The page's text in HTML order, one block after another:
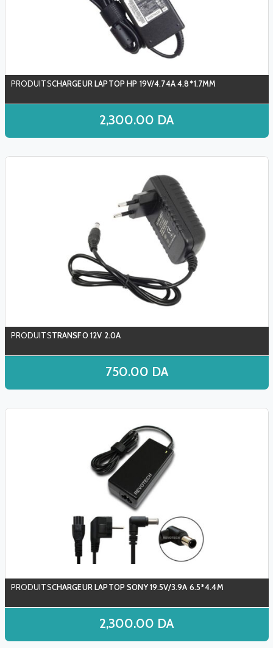
CHARGEUR LAPTOP HP 19V/4.74A 4.8*1.7MM
2,300.00 DA
TRANSFO 12V 2.0A
750.00 DA
CHARGEUR LAPTOP SONY 19.5V/3.9A 6.5*4.4M
2,300.00 DA